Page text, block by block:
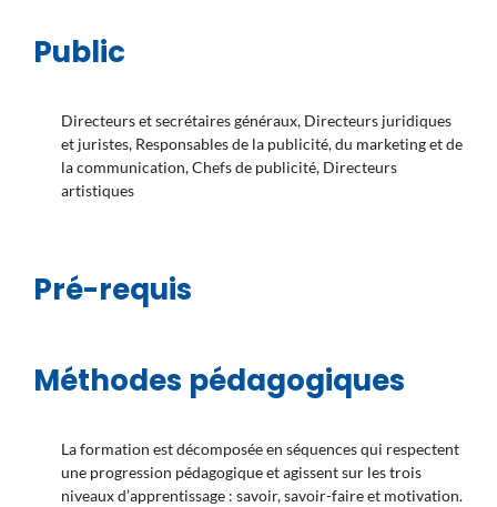
Public
Directeurs et secrétaires généraux, Directeurs juridiques
et juristes, Responsables de la publicité, du marketing et de
la communication, Chefs de publicité, Directeurs
artistiques
Pré-requis
Méthodes pédagogiques
La formation est décomposée en séquences qui respectent
une progression pédagogique et agissent sur les trois
niveaux d’apprentissage : savoir, savoir-faire et motivation.